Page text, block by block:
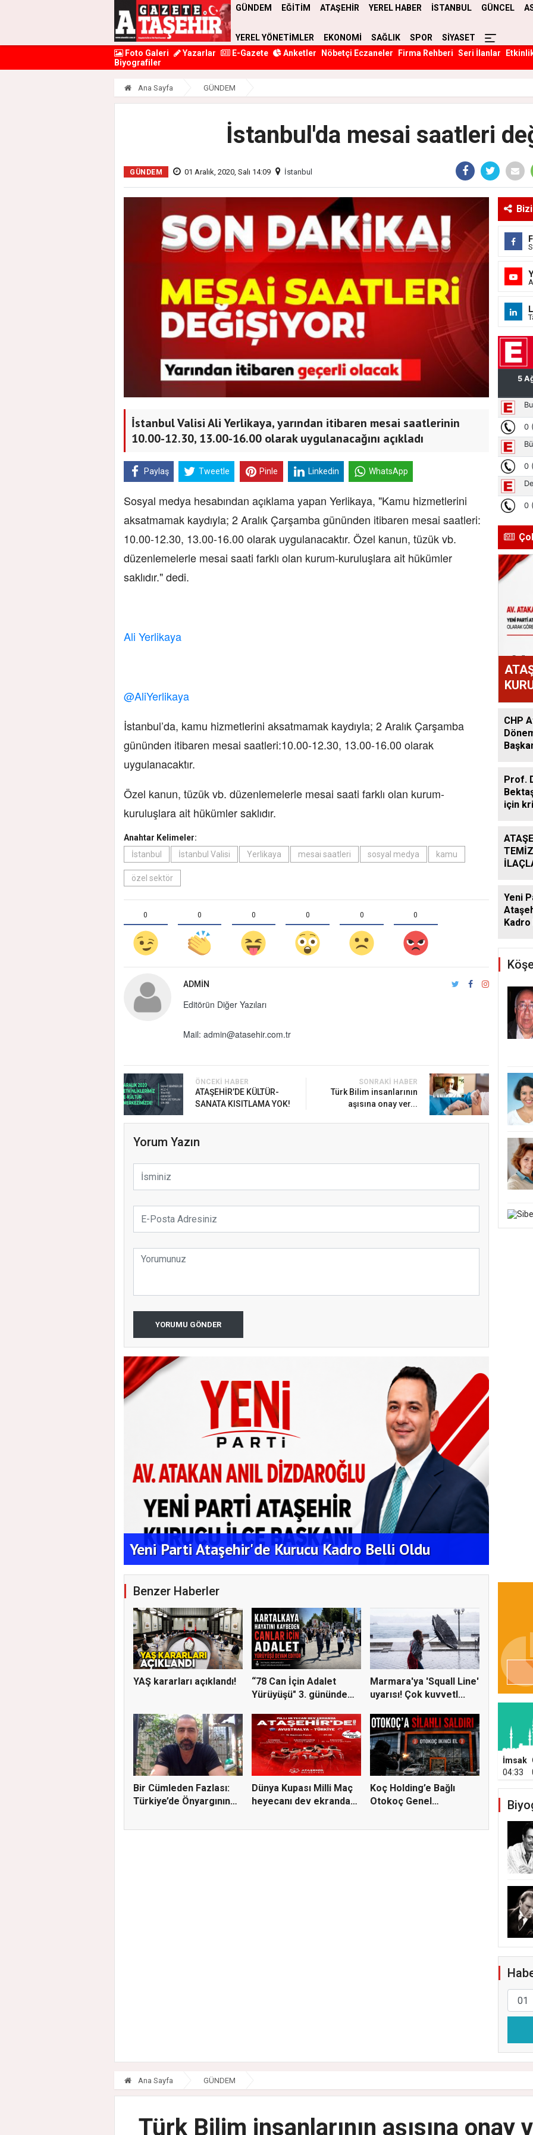
GÜNDEM EĞİTİM ATAŞEHİR YEREL HABER İSTANBUL GÜNCEL
YEREL YÖNETİMLER EKONOMİ SAĞLIK SPOR
SİYASET
Foto Galeri
Yazarlar E-Gazete Anketler Nöbetçi Eczaneler Firma Rehberi Seri İlanlar
Biyografiler
Ana Sayfa GÜNDEM
İstanbul'da mesai saatleri
GÜNDEM 01 Aralık, 2020, Salı 14:09 İstanbul
İstanbul Valisi Ali Yerlikaya, yarından itibaren mesai saatlerinin
10.00-12.30, 13.00-16.00 olarak uygulanacağını açıkladı
Paylaş Tweetle Pinle Linkedin WhatsApp
Sosyal medya hesabından açıklama yapan Yerlikaya, "Kamu hizmetlerini
aksatmamak kaydıyla; 2 Aralık Çarşamba gününden itibaren mesai saatleri:
10.00-12.30, 13.00-16.00 olarak uygulanacaktır. Özel kanun, tüzük vb.
düzenlemelerle mesai saati farklı olan kurum-kuruluşlara ait hükümler
saklıdır." dedi.
Ali Yerlikaya
@AliYerlikaya
İstanbul’da, kamu hizmetlerini aksatmamak kaydıyla; 2 Aralık Çarşamba
gününden itibaren mesai saatleri:10.00-12.30, 13.00-16.00 olarak
uygulanacaktır.
Özel kanun, tüzük vb. düzenlemelerle mesai saati farklı olan kurum-
kuruluşlara ait hükümler saklıdır.
Anahtar Kelimeler:
İstanbul
İstanbul Valisi Yerlikaya mesai saatleri sosyal medya kamu
özel sektör
0 0 0 0 0 0
ADMIN
Editörün Diğer Yazıları
Mail: admin@atasehir.com.tr
ÖNCEKI HABER
ATAŞEHİR’DE KÜLTÜR-
SANATA KISITLAMA YOK!
SONRAKI HABER
Türk Bilim insanlarının
aşısına onay ver...
Yorum Yazın
YORUMU GÖNDER
Yeni Parti Ataşehir'de Kurucu Kadro Belli Oldu
Benzer Haberler
YAŞ kararları açıklandı!
“78 Can İçin Adalet
Yürüyüşü" 3. gününde
Marmara'ya 'Squall Line'
uyarısı! Çok kuvvetl...
Bir Cümleden Fazlası:
Türkiye’de Önyargının
Dünya Kupası Milli Maç
heyecanı dev ekranda
Koç Holding’e Bağlı
Otokoç Genel
CHP
Prof.
için
Yeni
İmsak
04:33
Ana Sayfa GÜNDEM
Türk Bilim insanlarının aşısına onay